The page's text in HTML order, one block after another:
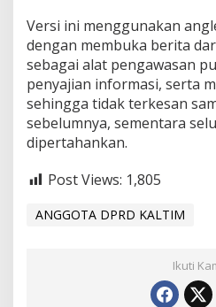
Versi ini menggunakan
dengan membuka berita
sebagai alat pengawasan
penyajian informasi, serta
sehingga tidak terkesan
sebelumnya, sementara
dipertahankan.
Post Views: 1,805
ANGGOTA DPRD KALTIM
Ikuti